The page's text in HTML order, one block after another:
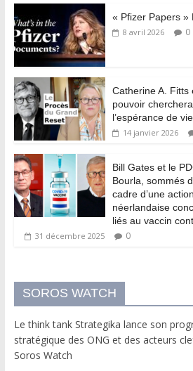
« Pfizer Papers »
8 avril 2026 0
Catherine A. Fitts
pouvoir
l’espérance de vie
14 janvier 2026
Bill Gates et le
Bourla, sommés
cadre d’une
néerlandaise
liés au vaccin
31 décembre 2025 0
SOROS WATCH
Le think tank Strategika lance son
stratégique des ONG et des acteurs
Soros Watch